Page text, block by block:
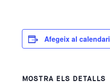
Afegeix al calendari
MOSTRA ELS DETALLS